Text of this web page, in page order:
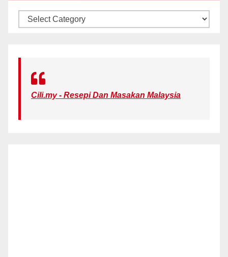
KATEGORI
Cili.my - Resepi Dan Masakan Malaysia